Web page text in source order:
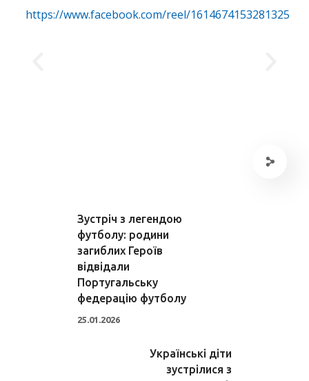
https://www.facebook.com/reel/1614674153281325
Зустріч з легендою
футболу: родини
загиблих Героїв
відвідали
Португальську
федерацію футболу
25.01.2026
Українські діти
зустрілися з